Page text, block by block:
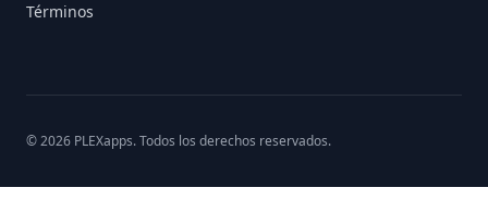
Términos
©2026 PLEXapps. Todos los derechos reservados.